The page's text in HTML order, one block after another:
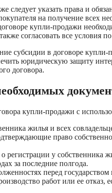
следует указать права и
на получение всех
купли-продажи
согласовать все условия
субсидии в договоре
юридическую защиту
договора.
купли-продажи с
жилья и всех
право
регистрации у собственника
за последние полгода.
перед
работ или ее отказ,